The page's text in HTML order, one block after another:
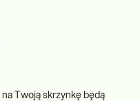
Twoją skrzynkę będą